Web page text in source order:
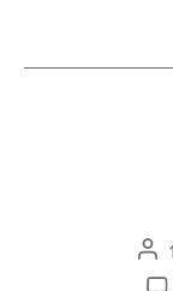
投
稿